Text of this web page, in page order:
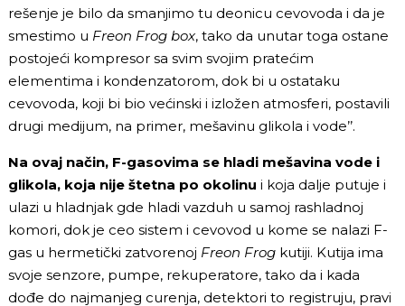
rešenje je bilo da smanjimo tu deonicu cevovoda i da je
smestimo u Freon Frog box, tako da unutar toga ostane
postojeći kompresor sa svim svojim pratećim
elementima i kondenzatorom, dok bi u ostataku
cevovoda, koji bi bio većinski i izložen atmosferi, postavili
drugi medijum, na primer, mešavinu glikola i vode’’.
Na ovaj način, F-gasovima se hladi mešavina vode i
glikola, koja nije štetna po okolinu i koja dalje putuje i
ulazi u hladnjak gde hladi vazduh u samoj rashladnoj
komori, dok je ceo sistem i cevovod u kome se nalazi F-
gas u hermetički zatvorenoj Freon Frog kutiji. Kutija ima
svoje senzore, pumpe, rekuperatore, tako da i kada
dođe do najmanjeg curenja, detektori to registruju, pravi